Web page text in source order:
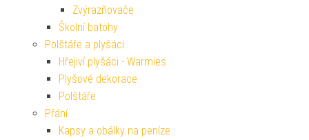
Zvýrazňovače
Školní batohy
Polštáře a plyšáci
Hřejiví plyšáci - Warmies
Plyšové dekorace
Polštáře
Přání
Kapsy a obálky na peníze